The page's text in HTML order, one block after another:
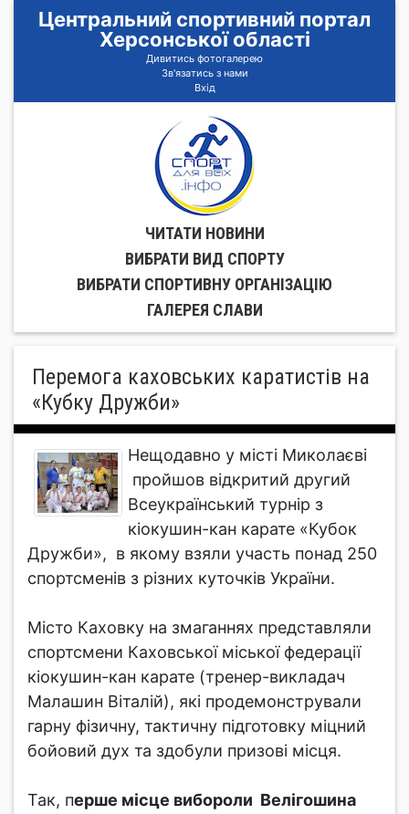
Центральний спортивний портал
Херсонської області
Дивитись фотогалерею
Зв'язатись з нами
Вхід
ЧИТАТИ НОВИНИ
ВИБРАТИ ВИД СПОРТУ
ВИБРАТИ СПОРТИВНУ ОРГАНIЗАЦIЮ
ГАЛЕРЕЯ СЛАВИ
Перемога каховських каратистів на
«Кубку Дружби»
Нещодавно у місті Миколаєві
пройшов відкритий другий
Всеукраїнський турнір з
кіокушин-кан карате «Кубок
Дружби», в якому взяли участь понад 250
спортсменів з різних куточків України.
Місто Каховку на змаганнях представляли
спортсмени Каховської міської федерації
кіокушин-кан карате (тренер-викладач
Малашин Віталій), які продемонстрували
гарну фізичну, тактичну підготовку міцний
бойовий дух та здобули призові місця.
Так, перше місце вибороли Велігошина